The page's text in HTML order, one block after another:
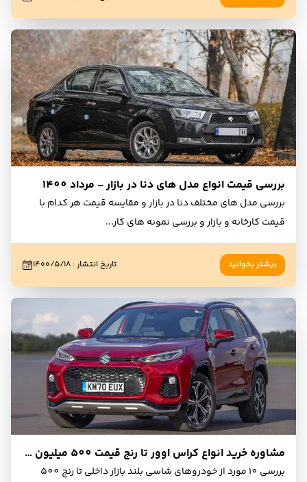
بررسی قیمت انواع مدل های دنا در بازار - مرداد 1400
بررسی مدل های مختلف دنا در بازار و مقایسه قیمت هر کدام با
قیمت کارخانه و بازار و بررسی نمونه های کار...
بیشتر بخوانید تاریخ انتشار: ۱۴۰۰/۵/۱۸
مشاوره خرید انواع کراس اوور تا رنج قیمت 500 میلیون تومان - مرداد 1400
بررسی 10 مورد از خودروهای شاسی بلند بازار داخلی تا رنج 500